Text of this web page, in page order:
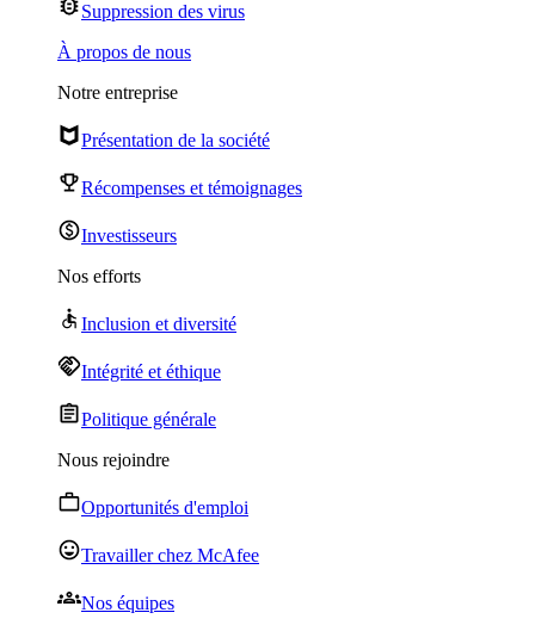
Suppression des virus
À propos de nous
Notre entreprise
Présentation de la société
Récompenses et témoignages
Investisseurs
Nos efforts
Inclusion et diversité
Intégrité et éthique
Politique générale
Nous rejoindre
Opportunités d'emploi
Travailler chez McAfee
Nos équipes